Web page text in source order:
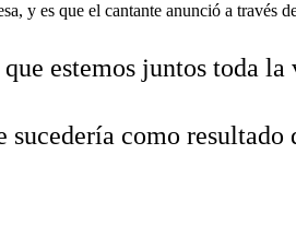
y es que el cantante anunció a través
estemos juntos toda la
sucedería como resultado